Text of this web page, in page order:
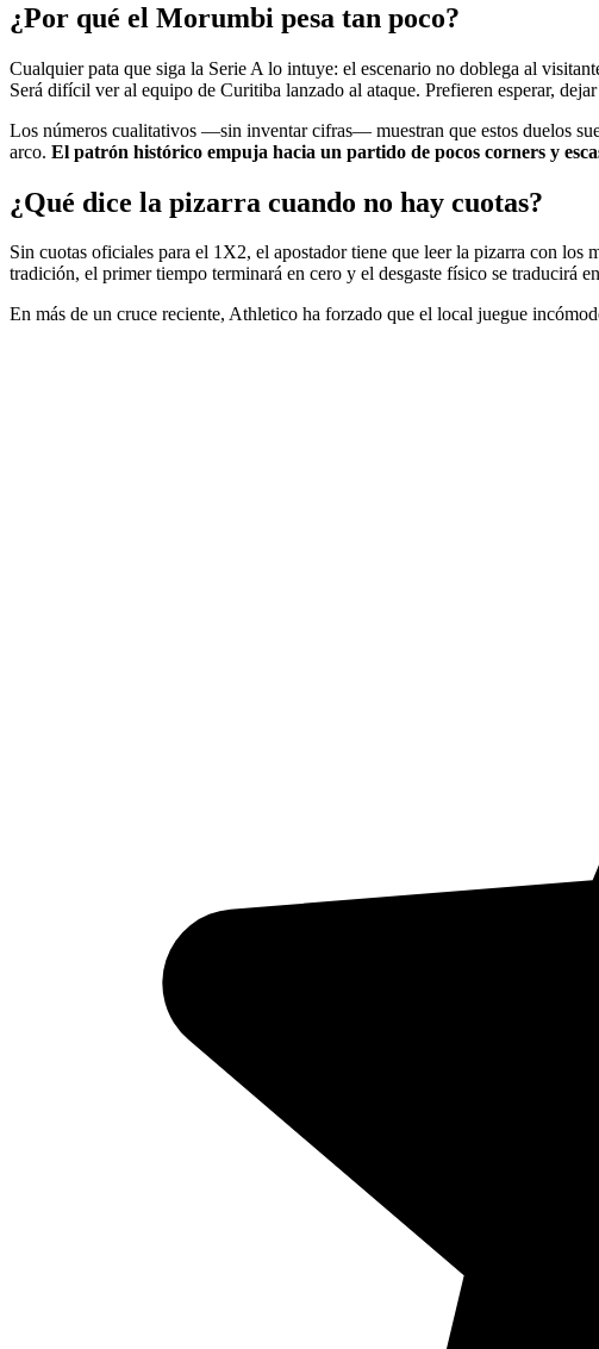
¿Por qué el Morumbi pesa tan poco?
Cualquier pata que siga la Serie A lo intuye: el escenario no doblega al
Será difícil ver al equipo de Curitiba lanzado al ataque. Prefieren esperar,
Los números cualitativos —sin inventar cifras— muestran que estos duelos
arco. El patrón histórico empuja hacia un partido de pocos corners y
¿Qué dice la pizarra cuando no hay cuotas?
Sin cuotas oficiales para el 1X2, el apostador tiene que leer la pizarra con los
tradición, el primer tiempo terminará en cero y el desgaste físico se traducirá
En más de un cruce reciente, Athletico ha forzado que el local juegue